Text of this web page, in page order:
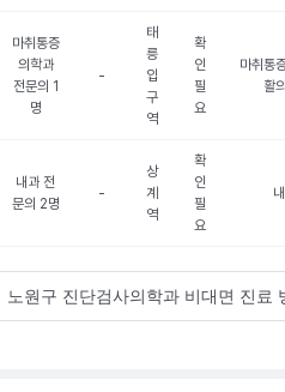
마취통증
의학과
전문의 1
명
-
태
릉
입
구
역
확
인
필
요
마취통
활
내과 전
문의 2명
-
상
계
역
확
인
필
요
노원구 진단검사의학과 비대면 진료